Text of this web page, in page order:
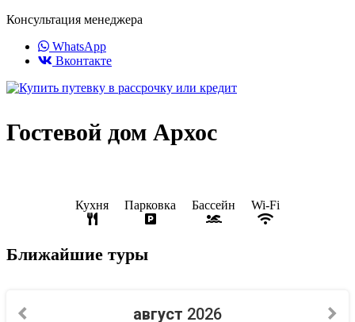
Консультация менеджера
WhatsApp
Вконтакте
Гостевой дом Архос
Кухня Парковка Бассейн Wi-Fi
Ближайшие туры
август 2026